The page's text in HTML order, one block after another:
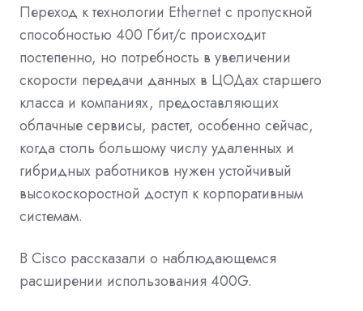
Переход к технологии Ethernet с пропускной
способностью 400 Гбит/с происходит
постепенно, но потребность в увеличении
скорости передачи данных в ЦОДах старшего
класса и компаниях, предоставляющих
облачные сервисы, растет, особенно сейчас,
когда столь большому числу удаленных и
гибридных работников нужен устойчивый
высокоскоростной доступ к корпоративным
системам.
В Cisco рассказали о наблюдающемся
расширении использования 400G.